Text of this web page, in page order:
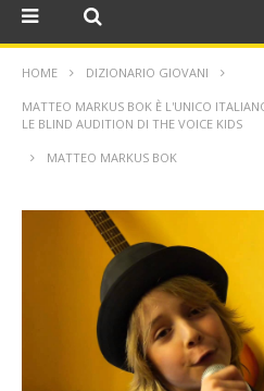
HOME DIZIONARIO GIOVANI
MATTEO MARKUS BOK È L'UNICO
MATTEO MARKUS BOK